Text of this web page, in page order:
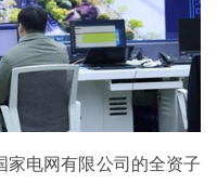
家电网有限公司的全资子